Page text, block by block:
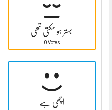
بہتر ہو سکتی تھی
0 Votes
اچھی ہے